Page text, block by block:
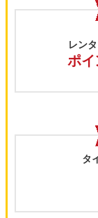
レン
ポイ
タ